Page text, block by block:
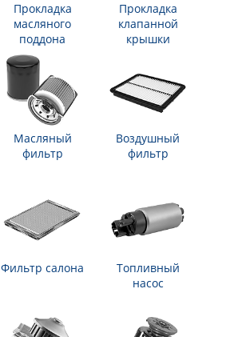
Прокладка
масляного
поддона
Прокладка
клапанной
крышки
Масляный
фильтр
Воздушный
фильтр
Фильтр салона
Топливный
насос